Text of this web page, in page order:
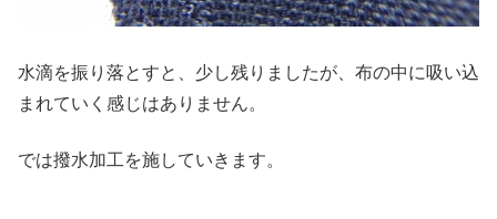
水滴を振り落とすと、少し残りましたが、布の中に吸い込
まれていく感じはありません。
では撥水加工を施していきます。